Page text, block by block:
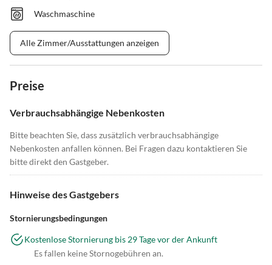
Waschmaschine
Alle Zimmer/Ausstattungen anzeigen
Preise
Verbrauchsabhängige Nebenkosten
Bitte beachten Sie, dass zusätzlich verbrauchsabhängige
Nebenkosten anfallen können. Bei Fragen dazu kontaktieren Sie
bitte direkt den Gastgeber.
Hinweise des Gastgebers
Stornierungsbedingungen
Kostenlose Stornierung bis 29 Tage vor der Ankunft
Es fallen keine Stornogebühren an.